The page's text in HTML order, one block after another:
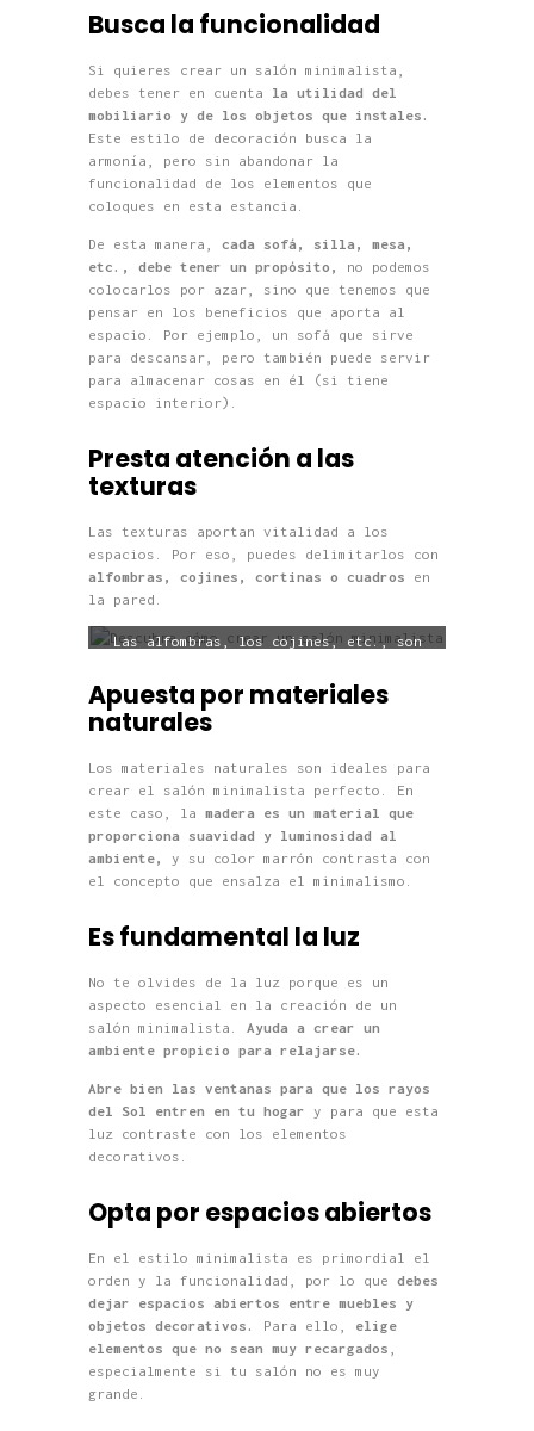
Busca la funcionalidad
Si quieres crear un salón minimalista,
debes tener en cuenta la utilidad del
mobiliario y de los objetos que instales.
Este estilo de decoración busca la
armonía, pero sin abandonar la
funcionalidad de los elementos que
coloques en esta estancia.
De esta manera, cada sofá, silla, mesa,
etc., debe tener un propósito,
no podemos
colocarlos por azar, sino que tenemos que
pensar en los beneficios que aporta al
espacio. Por ejemplo, un sofá que sirve
para descansar, pero también puede servir
para almacenar cosas en él (si tiene
espacio interior).
Presta atención a las
texturas
Las texturas aportan vitalidad a los
espacios. Por eso, puedes delimitarlos con
alfombras, cojines, cortinas o cuadros en
la pared.
Las alfombras, los cojines, etc., son
Apuesta por materiales
naturales
Los materiales naturales son ideales para
crear el salón minimalista perfecto. En
este caso, la madera es un material
que
proporciona suavidad y luminosidad al
ambiente,
y su color marrón contrasta con
el concepto que ensalza el minimalismo.
Es fundamental la luz
No te olvides de la luz porque es un
aspecto esencial en la creación de un
salón minimalista. Ayuda a crear un
ambiente propicio para relajarse.
Abre bien las ventanas para que los rayos
del Sol entren en tu hogar y para que esta
luz contraste con los elementos
decorativos.
Opta por espacios abiertos
En el estilo minimalista es primordial el
orden y la funcionalidad, por lo que debes
dejar espacios abiertos entre muebles y
objetos decorativos.
Para ello, elige
elementos que no sean muy recargados
especialmente si tu salón no es muy
grande.